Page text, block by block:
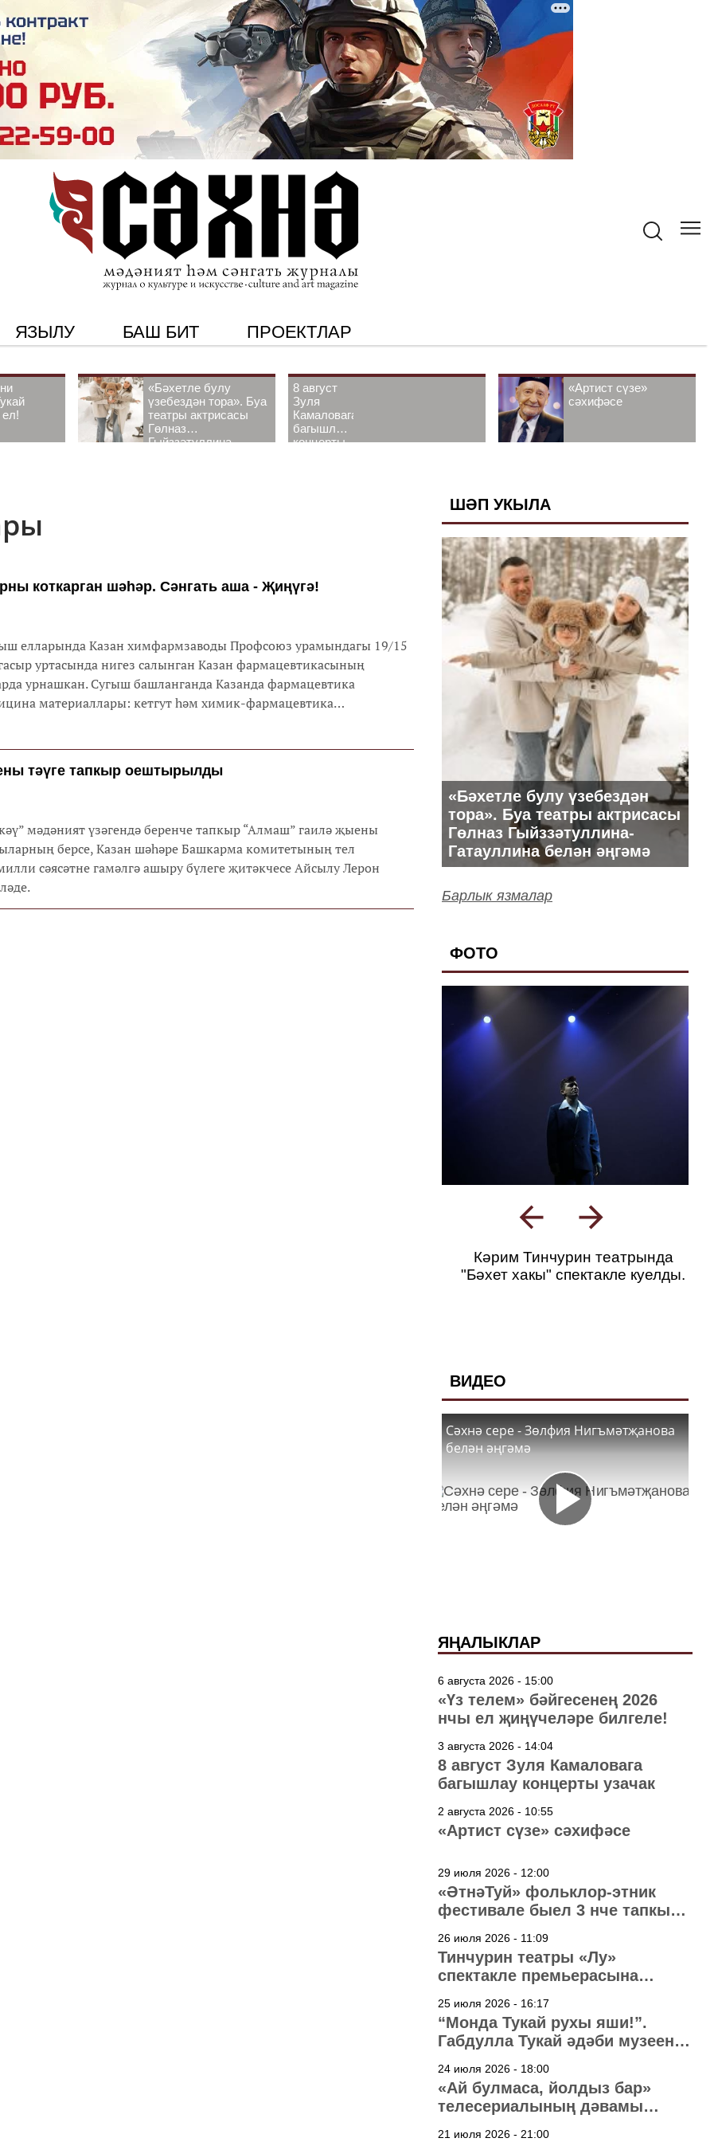
ЯЗЫЛУ БАШ БИТ ПРОЕКТЛАР
ел!
«Бәхетле булу
үзебездән тора». Буа
театры актрисасы
Гөлназ
Гыйззәтуллина-
8 август
Зуля
Камаловага
багышлау
концерты
«Артист сүзе»
сәхифәсе
коткарган шәһәр. Сәнгать аша - Җиңүгә!
елларында Казан химфармзаводы Профсоюз урамындагы 19/15
уртасында нигез салынган Казан фармацевтикасының
урнашкан. Сугыш башланганда Казанда фармацевтика
материаллары: кетгут һәм химик-фармацевтика
тәүге тапкыр оештырылды
мәдәният үзәгендә беренче тапкыр “Алмаш” гаилә җыены
берсе, Казан шәһәре Башкарма комитетының тел
сәясәтне гамәлгә ашыру бүлеге җитәкчесе Айсылу Лерон
ШӘП УКЫЛА
«Бәхетле булу үзебездән
тора». Буа театры актрисасы
Гөлназ Гыйззәтуллина-
Гатауллина белән әңгәмә
Барлык язмалар
ФОТО
Кәрим Тинчурин театрында
"Бәхет хакы" спектакле куелды.
ВИДЕО
Сәхнә сере - Зөлфия Нигъмәтҗанова
белән әңгәмә
ЯҢАЛЫКЛАР
6 августа 2026 - 15:00
«Үз телем» бәйгесенең 2026
нчы ел җиңүчеләре билгеле!
3 августа 2026 - 14:04
8 август Зуля Камаловага
багышлау концерты узачак
2 августа 2026 - 10:55
«Артист сүзе» сәхифәсе
29 июля 2026 - 12:00
«ӘтнәТуй» фольклор-этник
фестивале быел 3 нче тапкыр
26 июля 2026 - 11:09
Тинчурин театры «Лу»
спектакле премьерасына
25 июля 2026 - 16:17
“Монда Тукай рухы яши!”.
Габдулла Тукай әдәби музеена
24 июля 2026 - 18:00
«Ай булмаса, йолдыз бар»
телесериалының дәвамы
21 июля 2026 - 21:00